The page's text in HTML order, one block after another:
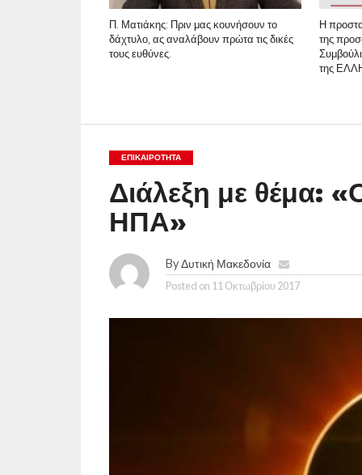
Π. Ματιάκης: Πριν μας κουνήσουν το
δάχτυλο, ας αναλάβουν πρώτα τις δικές
τους ευθύνες.
Η
της
της
ΕΠΙΚΑΙΡΟΤΗΤΑ
Διάλεξη με θέμα:
ΗΠΑ»
ByΔυτική Μακεδονία
Posted on 11 Οκτωβρίου 2017